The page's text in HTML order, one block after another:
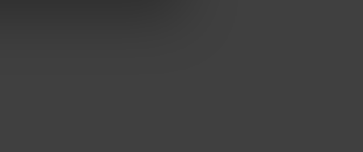
knolgewas. U kunt de gladiolen
bewaren en deze in het volgende